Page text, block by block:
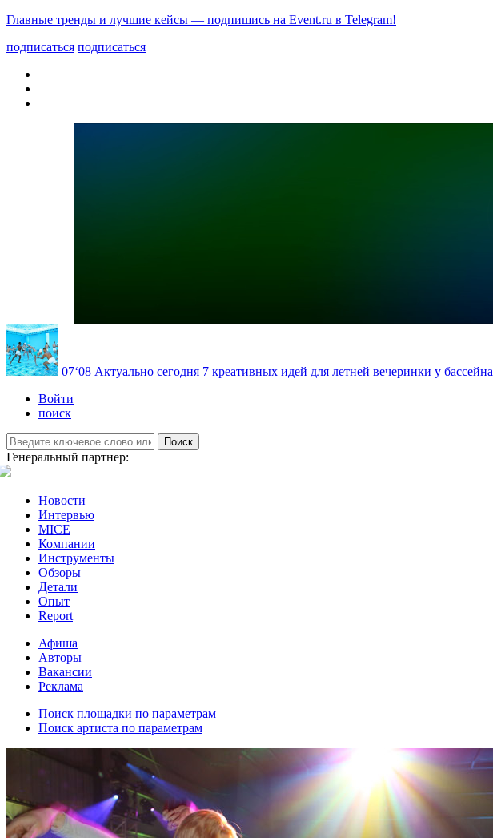
Главные тренды и лучшие кейсы — подпишись на Event.ru в Telegram!
подписаться подписаться
07‘08 Актуально сегодня 7 креативных идей для летней вечеринки у бассейна
Войти
поиск
Поиск
Генеральный партнер:
Новости
Интервью
MICE
Компании
Инструменты
Обзоры
Детали
Опыт
Report
Афиша
Авторы
Вакансии
Реклама
Поиск площадки по параметрам
Поиск артиста по параметрам